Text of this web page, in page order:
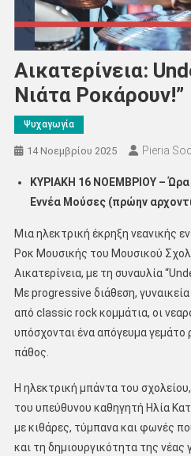
Αικατερίνεια:
Νιάτα Ροκάρουν!”
Ψυχαγωγία
14 Νοεμβρίου 2025 Pieria
ΚΥΡΙΑΚΗ 16 ΝΟΕΜΒΡΙΟΥ –
Εννέα Μούσες (πρώην
Μια ηλεκτρική έκρηξη νεανικής
Ροκ Μουσικής του Μουσικού
Αικατερίνεια, με τη συναυλία
Με progressive διάθεση,
από classic rock κομμάτια, οι
υπόσχονται ένα απόγευμα γεμάτο
πάθος.
Η ηλεκτρική μπάντα του
του υπεύθυνου καθηγητή Ηλία
με κιθάρες, τύμπανα και φωνές
και τη δημιουργικότητα της νέας